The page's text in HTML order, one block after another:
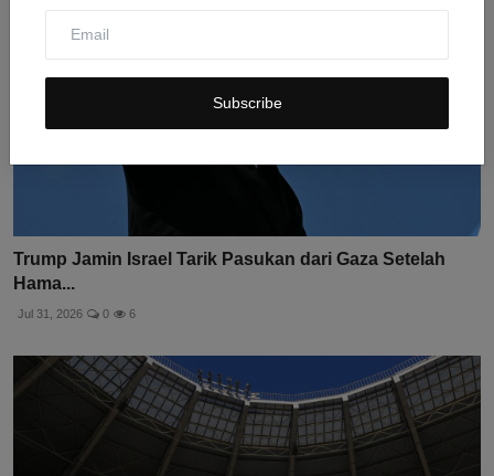
Subscribe
Trump Jamin Israel Tarik Pasukan dari Gaza Setelah
Hama...
Jul 31, 2026 0 6